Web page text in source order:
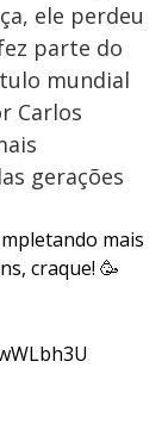
ele perdeu
parte do
mundial
Carlos
gerações
mais
craque! 🥳